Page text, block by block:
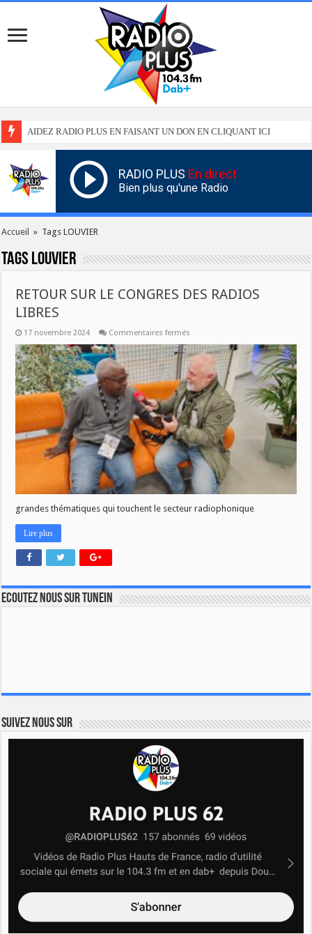
AIDEZ RADIO PLUS EN FAISANT UN DON EN CLIQUANT ICI
RADIO PLUS En direct
Bien plus qu'une Radio
Accueil » Tags LOUVIER
Tags LOUVIER
RETOUR SUR LE CONGRES DES RADIOS
LIBRES
17 novembre 2024 Commentaires fermés
SUR
LE
CONGRES
DES
RADIOS
LIBRES
grandes thématiques qui touchent le secteur radiophonique
Lire plus
Ecoutez nous sur TuneIn
Suivez nous sur